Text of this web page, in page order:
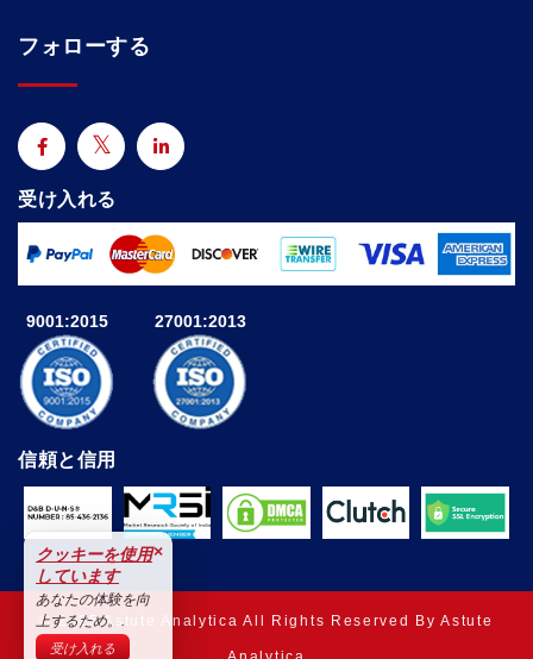
フォローする
受け入れる
9001:2015 27001:2013
信頼と信用
© 2025 Astute Analytica All Rights Reserved By Astute
クッキーを使用
しています
×
あなたの体験を向
上するため。.
受け入れる